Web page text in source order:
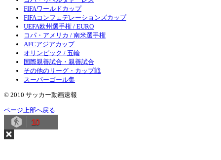
FIFAワールドカップ
FIFAコンフェデレーションズカップ
UEFA欧州選手権 / EURO
コパ・アメリカ / 南米選手権
AFCアジアカップ
オリンピック / 五輪
国際親善試合・親善試合
その他のリーグ・カップ戦
スーパーゴール集
© 2010 サッカー動画速報
ページ上部へ戻る
10